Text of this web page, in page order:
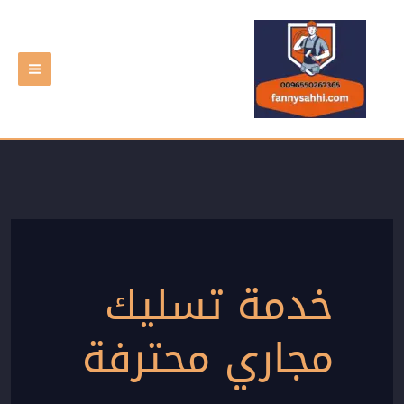
تخطي
المحتوى
خدمة تسليك
مجاري محترفة